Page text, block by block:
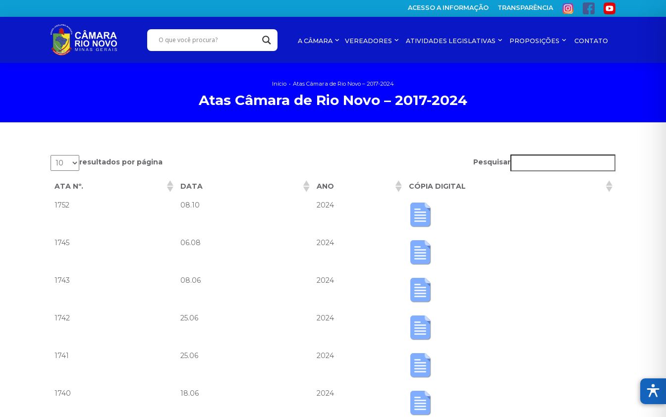
ACESSO A INFORMAÇÃO TRANSPARÊNCIA
A CÂMARA VEREADORES ATIVIDADES LEGISLATIVAS PROPOSIÇÕES CONTATO
Início Atas Câmara de Rio Novo – 2017-2024
Atas Câmara de Rio Novo – 2017-2024
resultados por página Pesquisar
ATA Nº. DATA ANO CÓPIA DIGITAL
1752 08.10 2024
1745 06.08 2024
1743 08.06 2024
1742 25.06 2024
1741 25.06 2024
1740 18.06 2024